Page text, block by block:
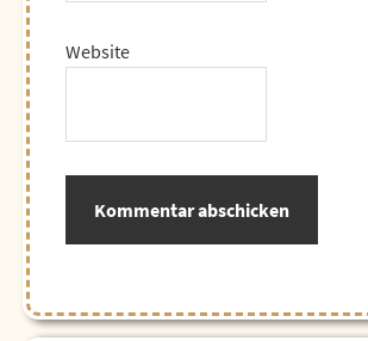
Website